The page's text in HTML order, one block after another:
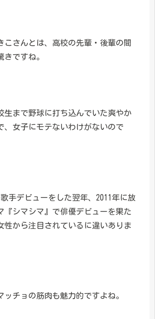
こさんとは、高校の先輩・後輩の間
きですね。
生まで野球に打ち込んでいた爽やか
、女子にモテないわけがないので
歌手デビューをした翌年、2011年に放
『シマシマ』で俳優デビューを果た
性から注目されているに違いありま
ッチョの筋肉も魅力的ですよね。